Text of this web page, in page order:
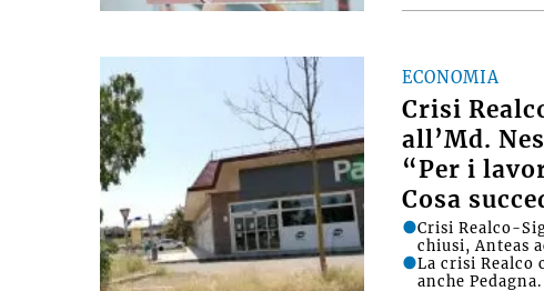
ECONOMIA
Crisi
all’Md.
“Per i
Cosa
Crisi Realco-
chiusi, Anteas
La crisi Realco
anche